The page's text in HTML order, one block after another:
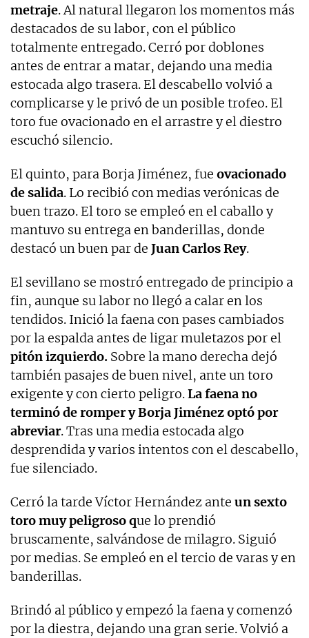
metraje. Al natural llegaron los momentos más
destacados de su labor, con el público
totalmente entregado. Cerró por doblones
antes de entrar a matar, dejando una media
estocada algo trasera. El descabello volvió a
complicarse y le privó de un posible trofeo. El
toro fue ovacionado en el arrastre y el diestro
escuchó silencio.
El quinto, para Borja Jiménez, fue ovacionado
de salida. Lo recibió con medias verónicas de
buen trazo. El toro se empleó en el caballo y
mantuvo su entrega en banderillas, donde
destacó un buen par de Juan Carlos Rey.
El sevillano se mostró entregado de principio a
fin, aunque su labor no llegó a calar en los
tendidos. Inició la faena con pases cambiados
por la espalda antes de ligar muletazos por el
pitón izquierdo. Sobre la mano derecha dejó
también pasajes de buen nivel, ante un toro
exigente y con cierto peligro.La faena no
terminó de romper y Borja Jiménez optó por
abreviar. Tras una media estocada algo
desprendida y varios intentos con el descabello,
fue silenciado.
Cerró la tarde Víctor Hernández ante un sexto
toro muy peligroso que lo prendió
bruscamente, salvándose de milagro. Siguió
por medias. Se empleó en el tercio de varas y en
banderillas.
Brindó al público y empezó la faena y comenzó
por la diestra, dejando una gran serie. Volvió a